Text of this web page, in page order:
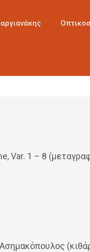
Var. 1 – 8